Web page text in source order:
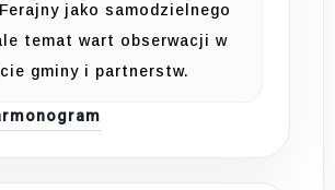
jako samodzielnego
temat wart obserwacji w
gminy i partnerstw.